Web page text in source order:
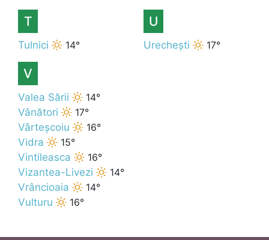
T
Tulnici 14°
U
Urechești 17°
V
Valea Sării
14°
Vânători
17°
Vârteșcoiu
16°
Vidra
15°
Vintileasca
16°
Vizantea-Livezi
14°
Vrâncioaia
14°
Vulturu
16°